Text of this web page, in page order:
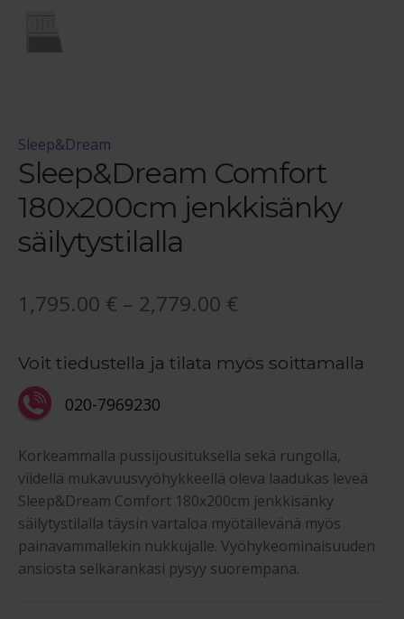
Sleep&Dream
Sleep&Dream Comfort
180x200cm jenkkisänky
säilytystilalla
1,795.00 € – 2,779.00 €
-
Voit tiedustella ja tilata myös soittamalla
020-7969230
Korkeammalla pussijousituksella sekä rungolla,
viidellä mukavuusvyöhykkeellä oleva laadukas leveä
Sleep&Dream Comfort 180x200cm jenkkisänky
säilytystilalla täysin vartaloa myötäilevänä myös
painavammallekin nukkujalle. Vyöhykeominaisuuden
ansiosta selkärankasi pysyy suorempana.